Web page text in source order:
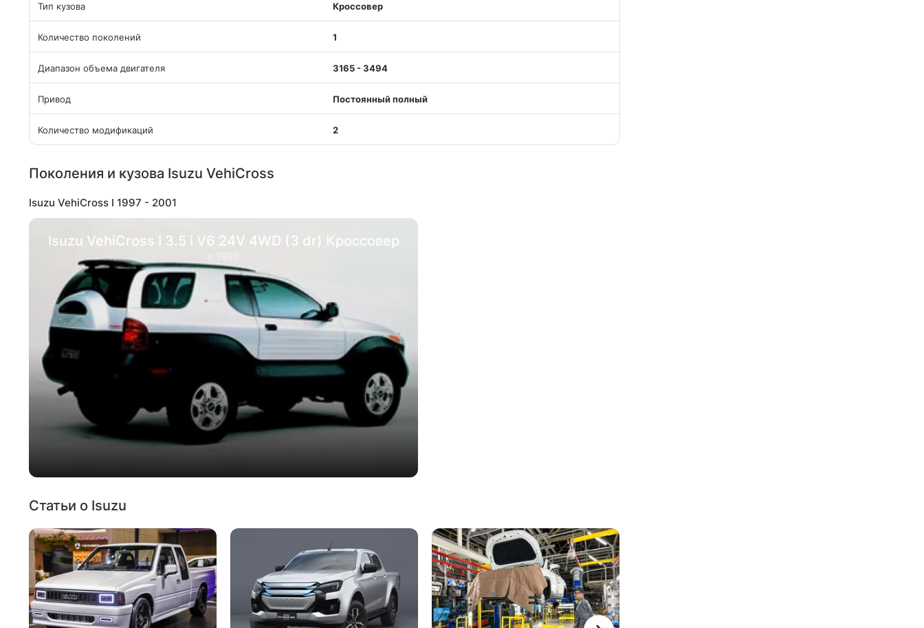
Тип кузова Кроссовер
Количество поколений 1
Диапазон объема двигателя 3165 - 3494
Привод Постоянный полный
Количество модификаций 2
Поколения и кузова Isuzu VehiCross
Isuzu VehiCross I 1997 - 2001
Isuzu VehiCross I 3.5 i V6 24V 4WD (3 dr) Кроссовер
Статьи о Isuzu